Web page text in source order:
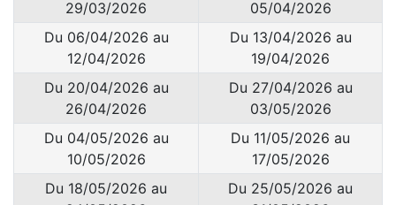
29/03/2026
05/04/2026
Du 06/04/2026 au
12/04/2026
Du 13/04/2026 au
19/04/2026
Du 20/04/2026 au
26/04/2026
Du 27/04/2026 au
03/05/2026
Du 04/05/2026 au
10/05/2026
Du 11/05/2026 au
17/05/2026
Du 18/05/2026 au
Du 25/05/2026 au